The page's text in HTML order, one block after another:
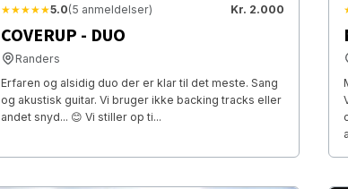
★★★★★5.0(5 anmeldelser) Kr. 2.000
COVERUP - DUO
Randers
Erfaren og alsidig duo der er klar til det meste. Sang
og akustisk guitar. Vi bruger ikke backing tracks eller
andet snyd... 😊 Vi stiller op ti...